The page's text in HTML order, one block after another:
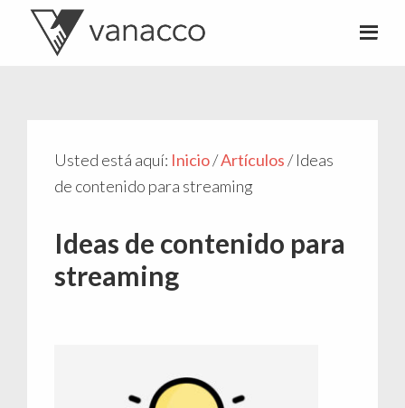
Usted está aquí: Inicio/Artículos/Ideas
de contenido para streaming
Ideas de contenido para
streaming